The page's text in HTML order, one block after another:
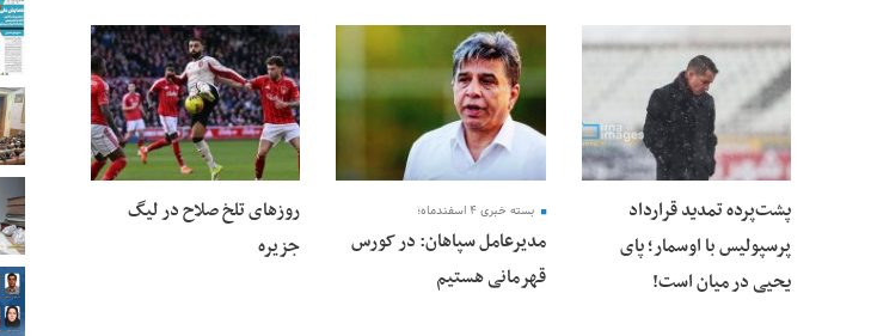
پشت‌پرده تمدید قرارداد
پرسپولیس با اوسمار؛ پای
یحیی در میان است!
24 فوریه 2026
بسته خبری ۴ اسفندماه؛
مدیرعامل سپاهان: در کورس
قهرمانی هستیم
23 فوریه 2026
روزهای تلخ صلاح در لیگ
جزیره